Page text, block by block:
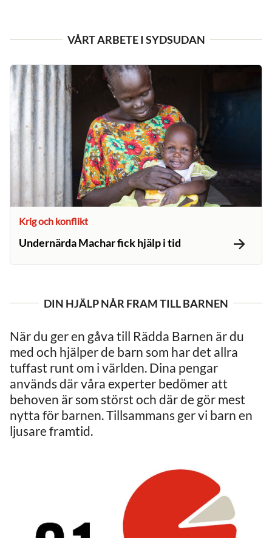
VÅRT ARBETE I SYDSUDAN
Krig och konflikt
Undernärda Machar fick hjälp i tid
DIN HJÄLP NÅR FRAM TILL BARNEN
När du ger en gåva till Rädda Barnen är du
med och hjälper de barn som har det allra
tuffast runt om i världen. Dina pengar
används där våra experter bedömer att
behoven är som störst och där de gör mest
nytta för barnen. Tillsammans ger vi barn en
ljusare framtid.